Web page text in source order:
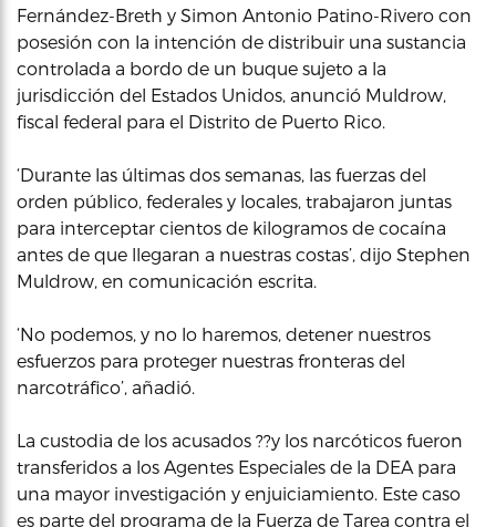
Fernández-Breth y Simon Antonio Patino-Rivero con
posesión con la intención de distribuir una sustancia
controlada a bordo de un buque sujeto a la
jurisdicción del Estados Unidos, anunció Muldrow,
fiscal federal para el Distrito de Puerto Rico.
‘Durante las últimas dos semanas, las fuerzas del
orden público, federales y locales, trabajaron juntas
para interceptar cientos de kilogramos de cocaína
antes de que llegaran a nuestras costas’, dijo Stephen
Muldrow, en comunicación escrita.
‘No podemos, y no lo haremos, detener nuestros
esfuerzos para proteger nuestras fronteras del
narcotráfico’, añadió.
La custodia de los acusados ??y los narcóticos fueron
transferidos a los Agentes Especiales de la DEA para
una mayor investigación y enjuiciamiento. Este caso
es parte del programa de la Fuerza de Tarea contra el